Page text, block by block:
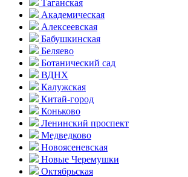
Таганская
Академическая
Алексеевская
Бабушкинская
Беляево
Ботанический сад
ВДНХ
Калужская
Китай-город
Коньково
Ленинский проспект
Медведково
Новоясе­невская
Новые Черемушки
Октябрьская